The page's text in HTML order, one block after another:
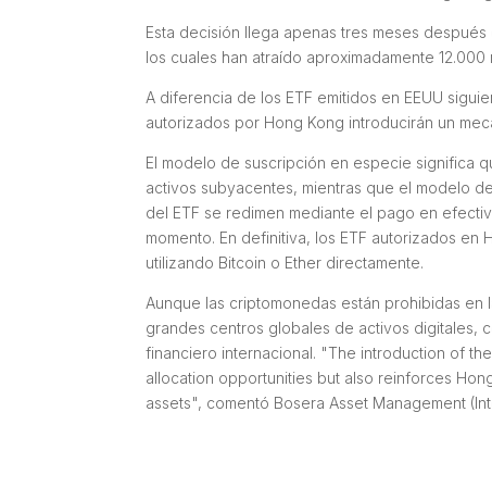
Esta decisión llega apenas tres meses
los cuales han atraído aproximadamente
A diferencia de los ETF emitidos en EEUU
autorizados por Hong Kong introducirán un
El modelo de suscripción en especie significa
activos subyacentes, mientras que el modelo
del ETF se redimen mediante el pago en
momento. En definitiva, los ETF autorizados
utilizando Bitcoin o Ether directamente.
Aunque las criptomonedas están prohibidas
grandes centros globales de activos digitales,
financiero internacional. "The introduction of
allocation opportunities but also reinforces
assets", comentó Bosera Asset Management